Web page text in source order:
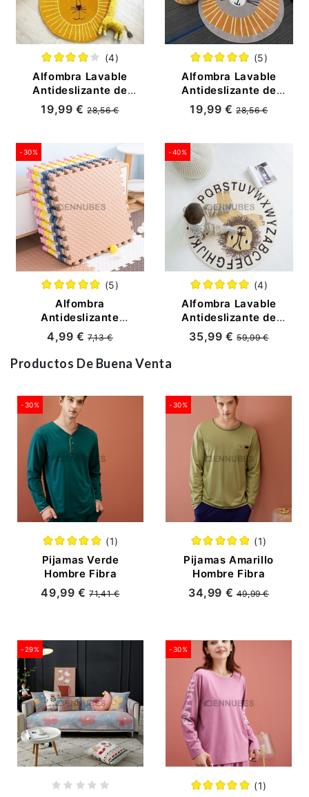
(4)
Alfombra Lavable
Antideslizante de
Gateo de León para
Bebé
19,99 €28,56 €
(5)
Alfombra Lavable
Antideslizante de
Gateo de Dibujos
Animados para Bebé
19,99 €28,56 €
-30%
(5)
Alfombra
Antideslizante
Gruesa de Gateo
para Bebé
4,99 €7,13 €
-40%
(4)
Alfombra Lavable
Antideslizante de
Cachemira de
Imitación para Bebé
35,99 €59,99 €
Productos De Buena Venta
-30%
(1)
Pijamas Verde
Hombre Fibra
49,99 €71,41 €
-30%
(1)
Pijamas Amarillo
Hombre Fibra
34,99 €49,99 €
-29% -30%
(1)